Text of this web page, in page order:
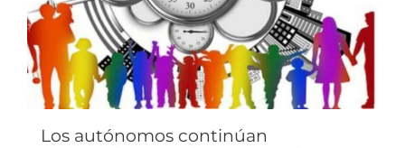
Los autónomos continúan